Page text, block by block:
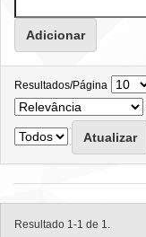
Resultados/Página
Resultado 1-1 de 1.